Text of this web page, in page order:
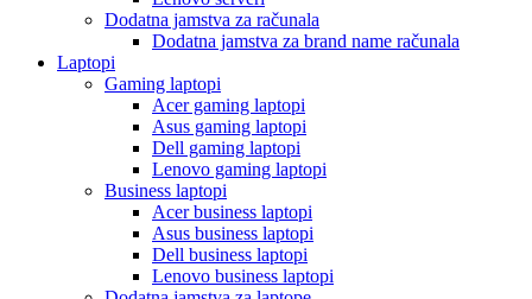
Dodatna jamstva za računala
Dodatna jamstva za brand name računala
Laptopi
Gaming laptopi
Acer gaming laptopi
Asus gaming laptopi
Dell gaming laptopi
Lenovo gaming laptopi
Business laptopi
Acer business laptopi
Asus business laptopi
Dell business laptopi
Lenovo business laptopi